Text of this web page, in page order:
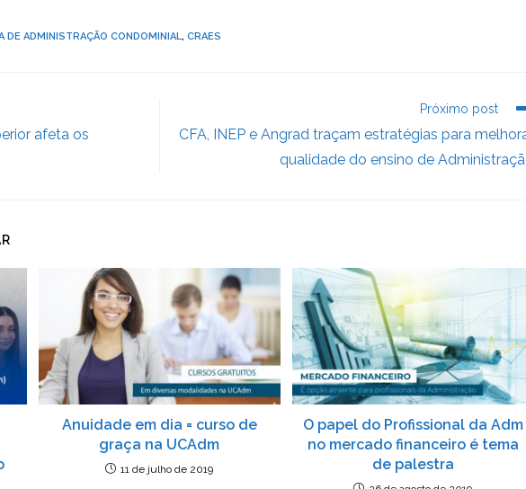
DE ADMINISTRAÇÃO CONDOMINIAL, CRAES
afeta os
Próximo post
CFA, INEP e Angrad traçam estratégias para
qualidade do ensino de
Anuidade em dia = curso de
graça na UCAdm
11 de julho de 2019
O papel do Profissional da Adm
no mercado financeiro é tema
de palestra